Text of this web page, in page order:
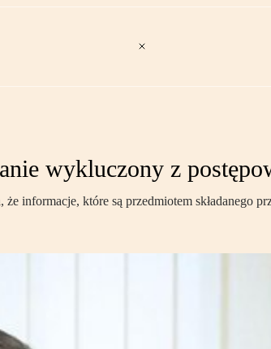
wykluczony z
informacje, które są przedmiotem